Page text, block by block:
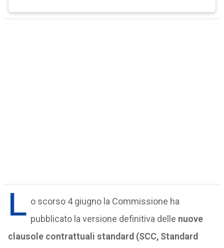
L o scorso 4 giugno la Commissione ha
pubblicato la versione definitiva delle nuove
clausole contrattuali standard (SCC, Standard